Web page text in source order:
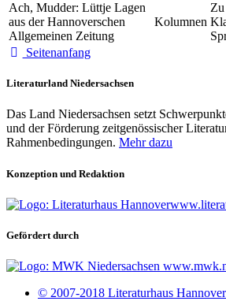
Ach, Mudder: Lüttje Lagen
aus der Hannoverschen
Allgemeinen Zeitung
Kolumnen
Zu
Seitenanfang
Literaturland Niedersachsen
Das Land Niedersachsen setzt
und der Förderung zeitgenössischer
Rahmenbedingungen. Mehr dazu
Konzeption und Redaktion
Gefördert durch
© 2007-2018 Literaturhaus